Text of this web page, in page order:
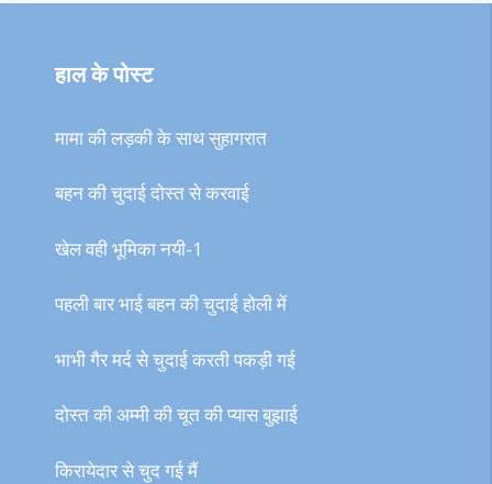
हाल के पोस्ट
मामा की लड़की के साथ सुहागरात
बहन की चुदाई दोस्त से करवाई
खेल वही भूमिका नयी-1
पहली बार भाई बहन की चुदाई होली में
भाभी गैर मर्द से चुदाई करती पकड़ी गई
दोस्त की अम्मी की चूत की प्यास बुझाई
किरायेदार से चुद गई मैं